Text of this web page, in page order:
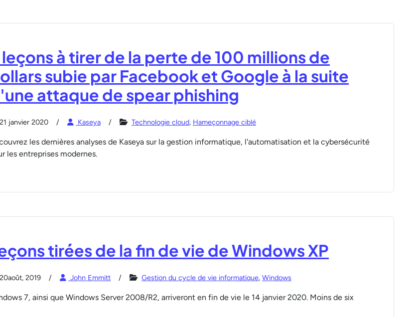
à tirer de la perte de 100 millions de
subie par Facebook et Google à la suite
attaque de spear phishing
21 janvier 2020 Kaseya Technologie cloud, Hameçonnage ciblé
les dernières analyses de Kaseya sur la gestion informatique, l'automatisation et la cybersécurité
les entreprises modernes.
tirées de la fin de vie de Windows XP
20août, 2019 John Emmitt Gestion du cycle de vie informatique, Windows
7, ainsi que Windows Server 2008/R2, arriveront en fin de vie le 14 janvier 2020. Moins de six